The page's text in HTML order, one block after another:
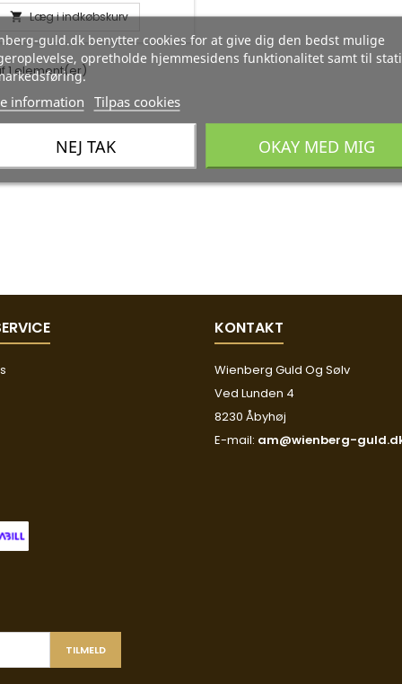
 Læg i indkøbskurv
1 element(er)
KONTAKT
Wienberg Guld Og Sølv
Ved Lunden 4
8230 Åbyhøj
E-mail: am@wienberg-
guld.dk benytter cookies for at give dig den bedst mulige
opretholde hjemmesidens funktionalitet samt til
information Tilpas cookies
NEJ TAK OKAY MED MIG